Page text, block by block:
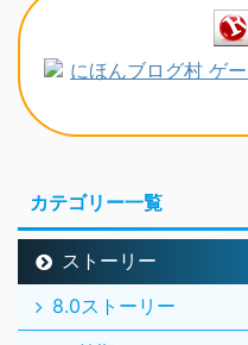
カテゴリー一覧
ストーリー
8.0ストーリー